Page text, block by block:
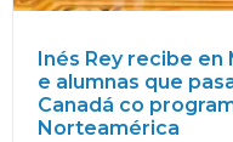
Inés Rey recibe
e alumnas que
Canadá co
Norteamérica